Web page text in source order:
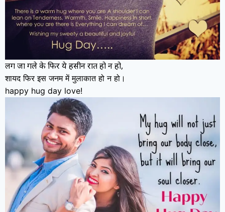
लग जा गले के फिर ये हसीन रात हो न हो,
शायद फिर इस जनम में मुलाकात हो न हो।
happy hug day love!